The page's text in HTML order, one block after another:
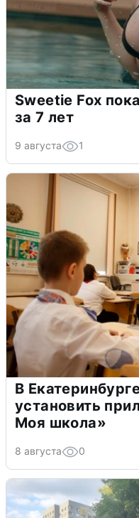
Sweetie Fox
за 7 лет
9 августа 1
В
установить
Моя школа»
8 августа 0